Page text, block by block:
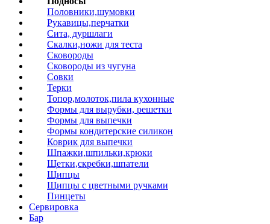
Половники,шумовки
Рукавицы,перчатки
Сита, дуршлаги
Скалки,ножи для теста
Сковороды
Сковороды из чугуна
Совки
Терки
Топор,молоток,пила кухонные
Формы для вырубки, решетки
Формы для выпечки
Формы кондитерские силикон
Коврик для выпечки
Шпажки,шпильки,крюки
Щетки,скребки,шпатели
Щипцы
Щипцы с цветными ручками
Пинцеты
Сервировка
Бар